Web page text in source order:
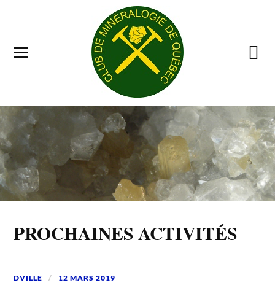
PROCHAINES ACTIVITÉS
DVILLE 12 MARS 2019